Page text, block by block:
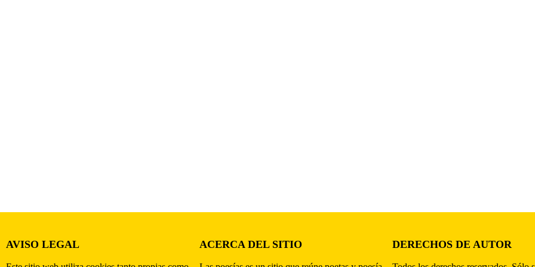
AVISO LEGAL ACERCA DEL SITIO DERECHOS DE AUTOR